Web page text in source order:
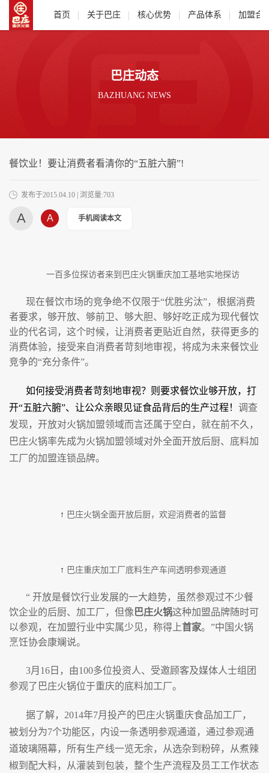
首页 关于巴庄 核心优势 产品体系 加盟合
巴庄动态
BAZHUANG NEWS
餐饮业！要让消费者看清你的“五脏六腑”!
发布于2015.04.10 | 浏览量:703
A A 手机阅读本文
一百多位探访者来到巴庄火锅重庆加工基地实地探访
现在餐饮市场的竞争绝不仅限于“优胜劣汰”，根据消费
者要求，够开放、够前卫、够大胆、够好吃正成为现代餐饮
业的代名词，这个时候，让消费者更贴近自然，获得更多的
消费体验，接受来自消费者苛刻地审视，将成为未来餐饮业
竞争的“充分条件”。
如何接受消费者苛刻地审视？则要求餐饮业够开放，打
开“五脏六腑”、让公众亲眼见证食品背后的生产过程！ 调查
发现，开放对火锅加盟领域而言还属于空白，就在前不久，
巴庄火锅率先成为火锅加盟领域对外全面开放后厨、底料加
工厂的加盟连锁品牌。
↑ 巴庄火锅全面开放后厨，欢迎消费者的监督
↑ 巴庄重庆加工厂底料生产车间透明参观通道
“ 开放是餐饮行业发展的一大趋势，虽然参观过不少餐
饮企业的后厨、加工厂，但像 巴庄火锅这种加盟品牌随时可
以参观，在加盟行业中实属少见，称得上首家。”中国火锅
烹饪协会康斓说。
3月16日，由100多位投资人、受邀顾客及媒体人士组团
参观了巴庄火锅位于重庆的底料加工厂。
据了解，2014年7月投产的巴庄火锅重庆食品加工厂，
被划分为7个功能区，内设一条透明参观通道，通过参观通
道玻璃隔幕，所有生产线一览无余，从选杂到粉碎，从煮辣
椒到配大料，从灌装到包装，整个生产流程及员工工作状态